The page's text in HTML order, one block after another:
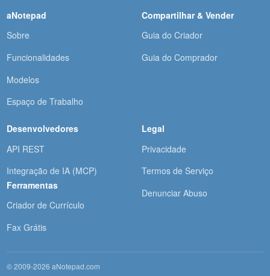
aNotepad
Sobre
Funcionalidades
Modelos
Espaço de Trabalho
Compartilhar & Vender
Guia do Criador
Guia do Comprador
Desenvolvedores
API REST
Integração de IA (MCP)
Ferramentas
Criador de Currículo
Fax Grátis
Legal
Privacidade
Termos de Serviço
Denunciar Abuso
© 2009-2026 aNotepad.com